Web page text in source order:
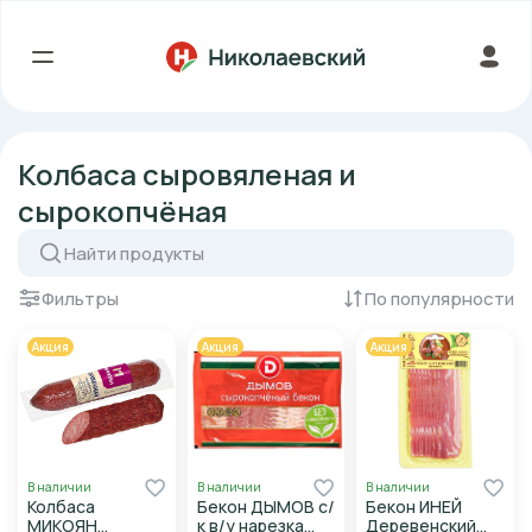
Колбаса сыровяленая и
сырокопчёная
Фильтры По популярности
Акция
В наличии
Колбаса
МИКОЯН
Акция
В наличии
Бекон ДЫМОВ с/
к в/у нарезка
Акция
В наличии
Бекон ИНЕЙ
Деревенский